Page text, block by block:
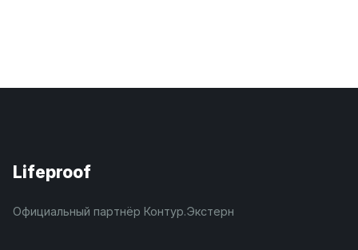
Lifeproof
Официальный партнёр Контур.Экстерн